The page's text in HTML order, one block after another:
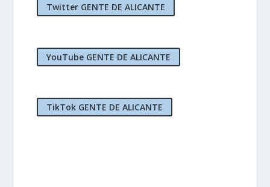
Twitter GENTE DE ALICANTE
YouTube GENTE DE ALICANTE
TikTok GENTE DE ALICANTE